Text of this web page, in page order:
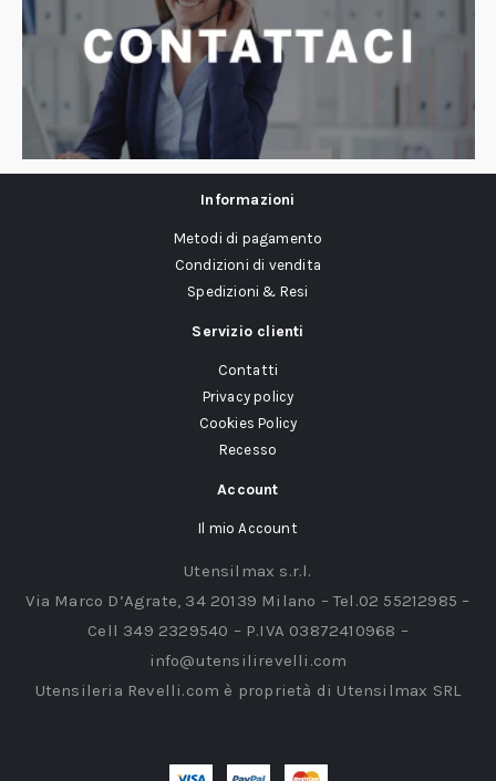
Informazioni
Metodi di pagamento
Condizioni di vendita
Spedizioni & Resi
Servizio clienti
Contatti
Privacy policy
Cookies Policy
Recesso
Account
Il mio Account
Utensilmax s.r.l.
Via Marco D’Agrate, 34 20139 Milano – Tel.02 55212985 –
Cell 349 2329540 – P.IVA 03872410968 –
info@utensilirevelli.com
Utensileria Revelli.com è proprietà di Utensilmax SRL